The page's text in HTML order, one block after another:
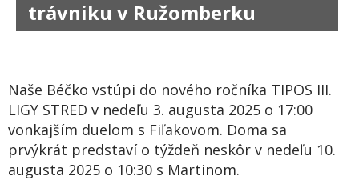
trávniku v Ružomberku
Naše Béčko vstúpi do nového ročníka TIPOS III.
LIGY STRED v nedeľu 3. augusta 2025 o 17:00
vonkajším duelom s Fiľakovom. Doma sa
prvýkrát predstaví o týždeň neskôr v nedeľu 10.
augusta 2025 o 10:30 s Martinom.